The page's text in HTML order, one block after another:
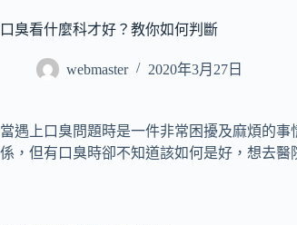
口臭看什麼科才好？教你如何判斷
webmaster 2020年3月27日
當遇上口臭問題時是一件非常困擾及麻煩的
係，但有口臭時卻不知道該如何是好，想去